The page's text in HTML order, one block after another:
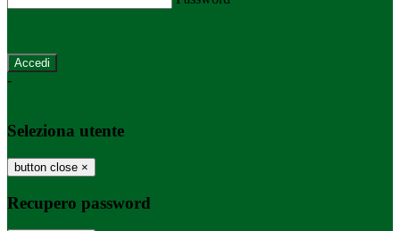
-
Seleziona utente
button close ×
Recupero password